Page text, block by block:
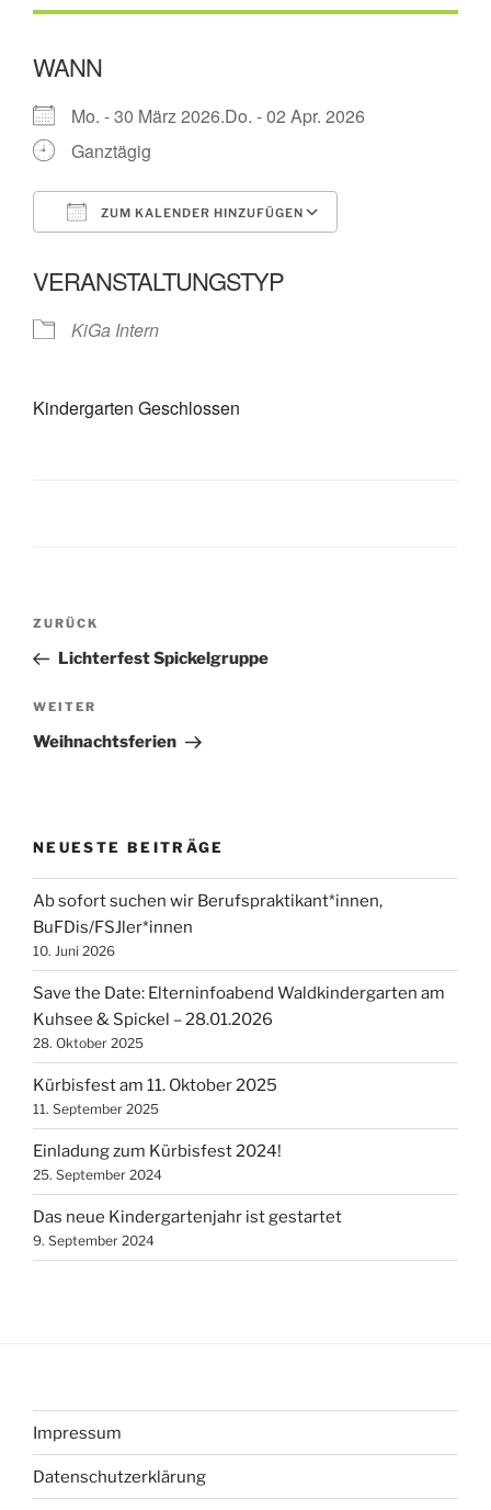
WANN
Mo. - 30 März 2026.Do. - 02 Apr. 2026
Ganztägig
ZUM KALENDER HINZUFÜGEN
VERANSTALTUNGSTYP
KiGa Intern
Kindergarten Geschlossen
Beitragsnavigation
Vorheriger
Beitrag
ZURÜCK
Lichterfest Spickelgruppe
Nächster
Beitrag
WEITER
Weihnachtsferien
NEUESTE BEITRÄGE
Ab sofort suchen wir Berufspraktikant*innen,
BuFDis/FSJler*innen
10. Juni 2026
Save the Date: Elterninfoabend Waldkindergarten am
Kuhsee & Spickel – 28.01.2026
28. Oktober 2025
Kürbisfest am 11. Oktober 2025
11. September 2025
Einladung zum Kürbisfest 2024!
25. September 2024
Das neue Kindergartenjahr ist gestartet
9. September 2024
Impressum
Datenschutzerklärung